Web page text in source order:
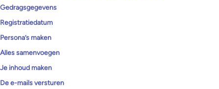
Gedragsgegevens
Registratiedatum
Persona’s maken
Alles samenvoegen
Je inhoud maken
De e-mails versturen